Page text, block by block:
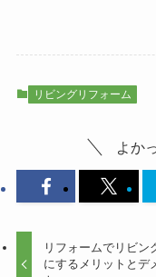
リビングリフォーム
よか
リフォームでリビン
にするメリットとデ